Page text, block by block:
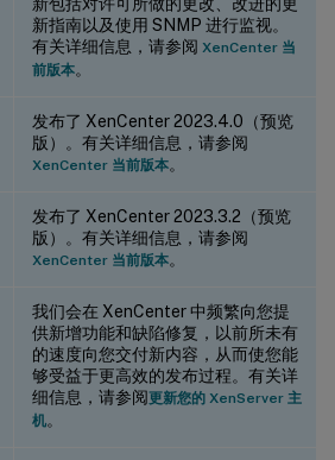
新指南以及使用 SNMP 进行监视。
有关详细信息，请参阅 XenCenter 当
前版本。
发布了 XenCenter 2023.4.0（预览
版）。有关详细信息，请参阅
XenCenter 当前版本。
发布了 XenCenter 2023.3.2（预览
版）。有关详细信息，请参阅
XenCenter 当前版本。
我们会在 XenCenter 中频繁向您提
供新增功能和缺陷修复，以前所未有
的速度向您交付新内容，从而使您能
够受益于更高效的发布过程。有关详
细信息，请参阅更新您的 XenServer 主
机。